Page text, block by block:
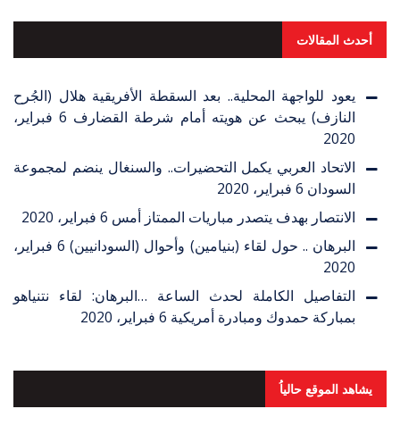
أحدث المقالات
يعود للواجهة المحلية.. بعد السقطة الأفريقية هلال (الجُرح
النازف) يبحث عن هويته أمام شرطة القضارف
6 فبراير،
2020
الاتحاد العربي يكمل التحضيرات.. والسنغال ينضم لمجموعة
السودان 6 فبراير، 2020
الانتصار بهدف يتصدر مباريات الممتاز أمس 6 فبراير، 2020
البرهان .. حول لقاء (بنيامين) وأحوال (السودانيين)
6 فبراير،
2020
التفاصيل الكاملة لحدث الساعة …البرهان: لقاء نتنياهو
بمباركة حمدوك ومبادرة أمريكية 6 فبراير، 2020
يشاهد الموقع حالياُ